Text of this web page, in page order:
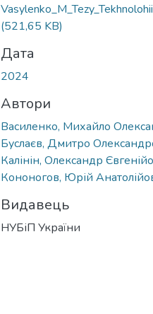
(521,65 KB)
Дата
2024
Автори
Василенко, Михайло
Буслаєв, Дмитро
Калінін, Олександр
Кононогов, Юрій
Видавець
НУБіП України